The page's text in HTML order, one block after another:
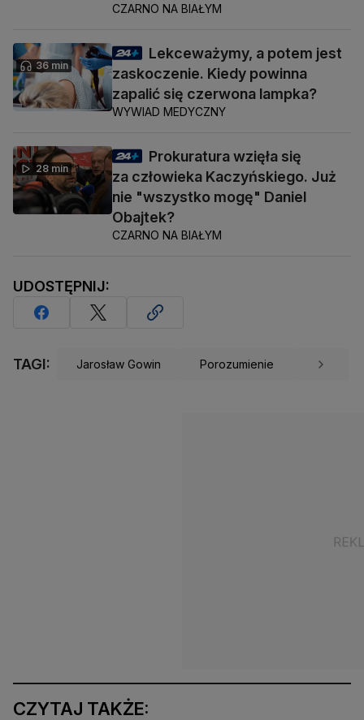
CZARNO NA BIAŁYM
36 min
Lekceważymy, a potem jest
zaskoczenie. Kiedy powinna
zapalić się czerwona lampka?
WYWIAD MEDYCZNY
28 min
Prokuratura wzięła się
za człowieka Kaczyńskiego. Już
nie "wszystko mogę" Daniel
Obajtek?
CZARNO NA BIAŁYM
UDOSTĘPNIJ:
TAGI: Jarosław Gowin Porozumienie
CZYTAJ TAKŻE: